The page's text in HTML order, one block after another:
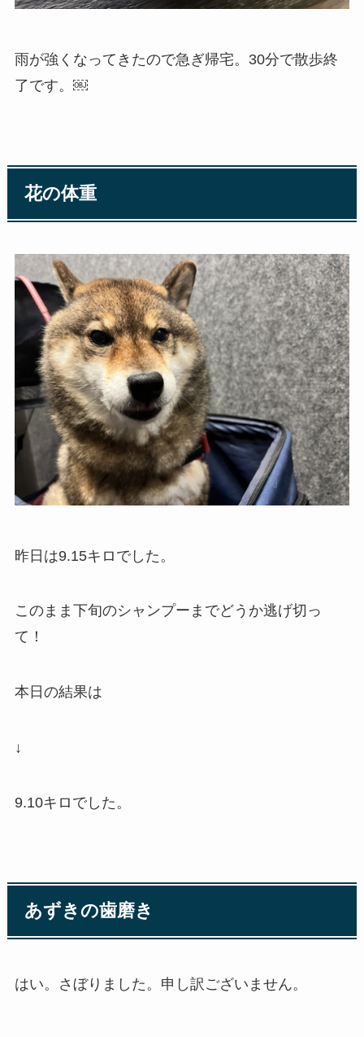
雨が強くなってきたので急ぎ帰宅。30分で散歩終
了です。￼
花の体重
昨日は9.15キロでした。
このまま下旬のシャンプーまでどうか逃げ切っ
て！
本日の結果は
↓
9.10キロでした。
あずきの歯磨き
はい。さぼりました。申し訳ございません。